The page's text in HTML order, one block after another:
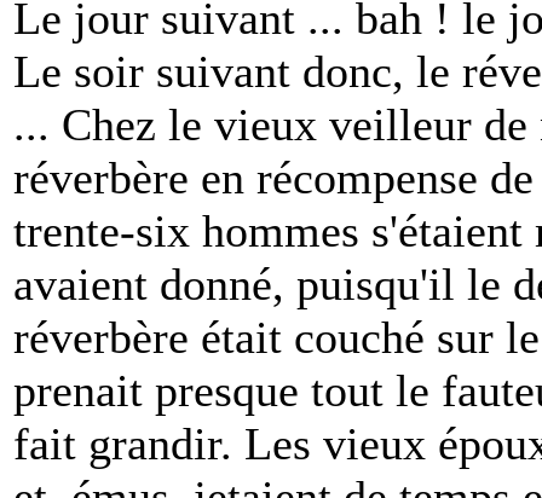
Le jour suivant ... bah ! le
Le soir suivant donc, le
... Chez le vieux veilleur
réverbère en récompense
trente-six hommes
avaient donné, puisqu'il le
réverbère était couché sur
prenait presque tout le
fait grandir. Les vieux